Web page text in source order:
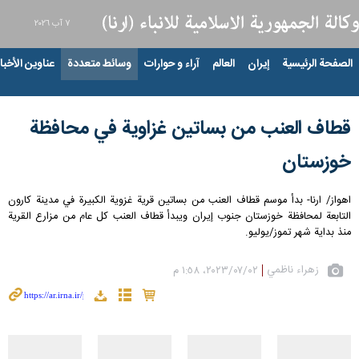
٧ آب ٢٠٢٦
الصفحة الرئيسية إيران العالم آراء و حوارات وسائط متعددة عناوين
قطاف العنب من بساتين غزاوية في محافظة
خوزستان
اهواز/ ارنا- بدأ موسم قطاف العنب من بساتين قرية غزوية الكبيرة في مدينة كارون
التابعة لمحافظة خوزستان جنوب إيران ويبدأ قطاف العنب كل عام من مزارع القرية
منذ بداية شهر تموز/يوليو.
زهراء ناظمي ٠٢‏/٠٧‏/٢٠٢٣، ١:٥٨ م